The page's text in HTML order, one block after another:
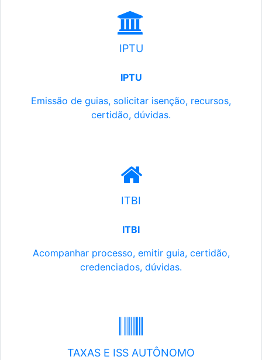
IPTU
IPTU
Emissão de guias, solicitar isenção, recursos,
certidão, dúvidas.
ITBI
ITBI
Acompanhar processo, emitir guia, certidão,
credenciados, dúvidas.
TAXAS E ISS AUTÔNOMO